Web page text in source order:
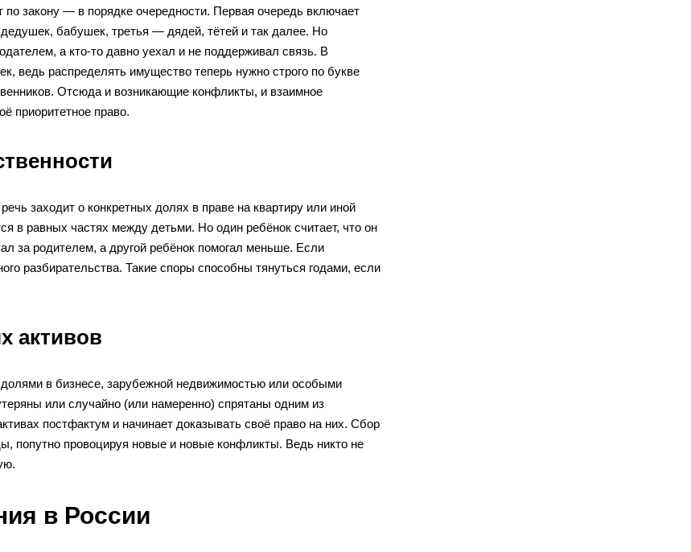
закону — в порядке очередности. Первая очередь включает
бабушек, третья — дядей, тётей и так далее. Но
а кто-то давно уехал и не поддерживал связь. В
ведь распределять имущество теперь нужно строго по букве
Отсюда и возникающие конфликты, и взаимное
приоритетное право.
заходит о конкретных долях в праве на квартиру или иной
в равных частях между детьми. Но один ребёнок считает, что он
за родителем, а другой ребёнок помогал меньше. Если
разбирательства. Такие споры способны тянуться годами, если
активов
в бизнесе, зарубежной недвижимостью или особыми
или случайно (или намеренно) спрятаны одним из
постфактум и начинает доказывать своё право на них. Сбор
попутно провоцируя новые и новые конфликты. Ведь никто не
в России